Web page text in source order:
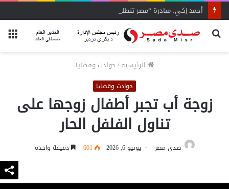
أحمد زكي: مبادرة “مصر تنطلق بالتصدير”
بحث
الرئيسية/حوادث وقضايا
حوادث وقضايا
زوجة أب تجبر أطفال زوجها على
تناول الفلفل الحار
صدى مصر يونيو 6, 2026 601 دقيقة واحدة